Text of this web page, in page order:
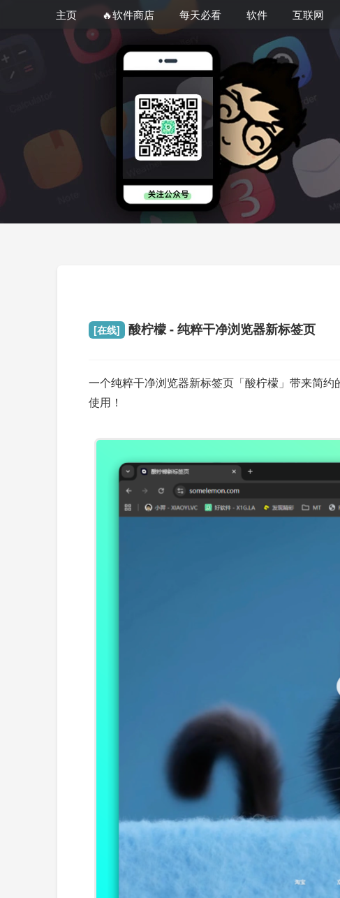
主页 🔥软件商店 每天必看 软件 互联网
[在线] 酸柠檬 - 纯粹干净浏览器新标签页
一个纯粹干净浏览器新标签页「酸柠檬」带来简
使用！